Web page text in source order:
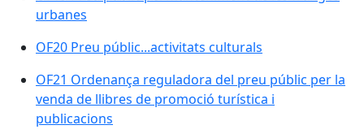
urbanes
OF20 Preu públic...activitats culturals
OF21 Ordenança reguladora del preu públic per la
venda de llibres de promoció turística i
publicacions